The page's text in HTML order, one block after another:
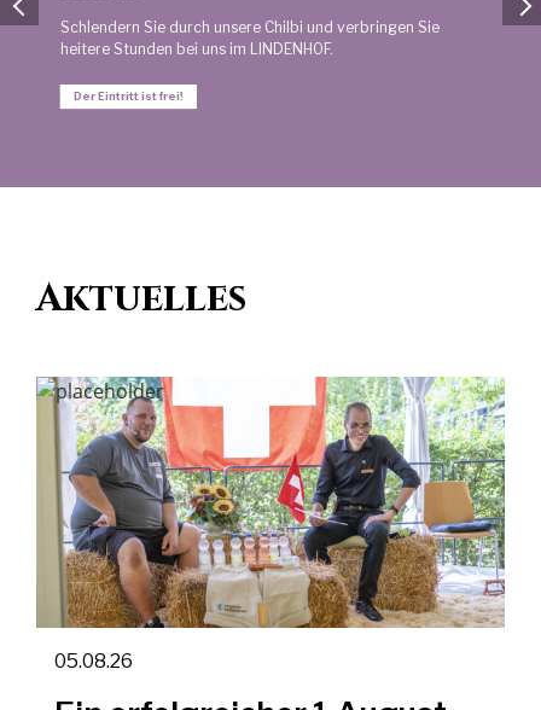
Schlendern Sie durch unsere Chilbi und verbringen Sie
heitere Stunden bei uns im LINDENHOF.
Der Eintritt ist frei!
Aktuelles
05.08.26